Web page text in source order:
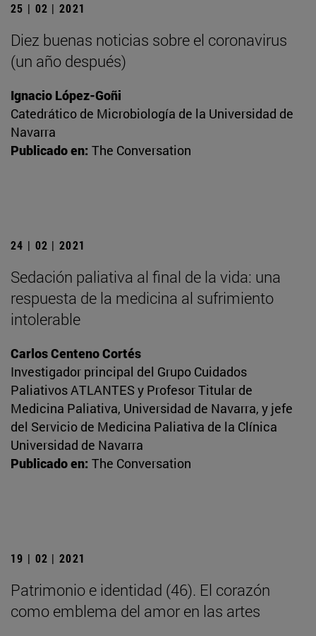
25 | 02 | 2021
Diez buenas noticias sobre el coronavirus
(un año después)
Ignacio López-Goñi
Catedrático de Microbiología de la Universidad de
Navarra
Publicado en: The Conversation
24 | 02 | 2021
Sedación paliativa al final de la vida: una
respuesta de la medicina al sufrimiento
intolerable
Carlos Centeno Cortés
Investigador principal del Grupo Cuidados
Paliativos ATLANTES y Profesor Titular de
Medicina Paliativa, Universidad de Navarra, y jefe
del Servicio de Medicina Paliativa de la Clínica
Universidad de Navarra
Publicado en: The Conversation
19 | 02 | 2021
Patrimonio e identidad (46). El corazón
como emblema del amor en las artes